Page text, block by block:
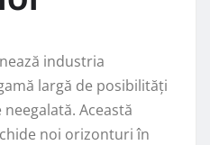
industria
largă de posibilități
Această
noi orizonturi în